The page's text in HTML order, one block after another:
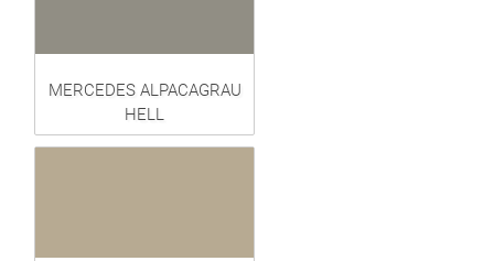
MERCEDES ALPACAGRAU
HELL